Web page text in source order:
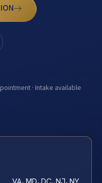
· Intake available